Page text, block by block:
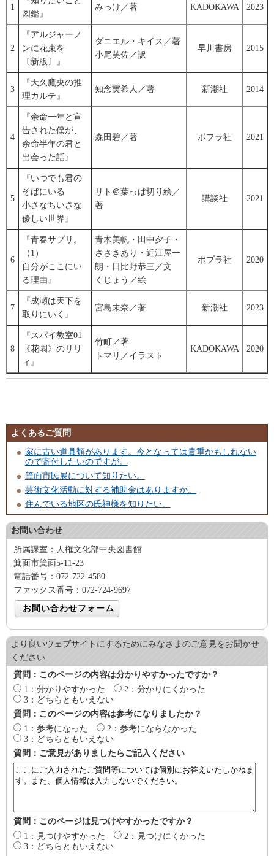
1
図鑑』
みっけ／著 KADOKAWA 2023
2
『アルジャーノ
ンに花束を
〔新版〕』
ダニエル・キイス／著
小尾芙佐／訳
早川書房 2015
3
『天久鷹央の推
理カルテ』
知念実希人／著 新潮社 2014
4
『余命一年と宣
告された僕が、
余命半年の君と
出会った話』
森田碧／著 ポプラ社 2021
5
『いつでも君の
そばにいる
小さなちいさな
優しい世界』
リト＠葉っぱ切り絵／
著
講談社 2021
6
『青春サプリ。
（1）
自分がここにい
る理由』
青木美帆・田中夕子・
ささきあり・近江屋一
朗・日比野恭三／文
くじょう／絵
ポプラ社 2020
7
『成瀬は天下を
取りにいく』
宮島未奈／著 新潮社 2023
8
『スパイ教室01
《花園》のリリ
ィ』
竹町／著
トマリ／イラスト
KADOKAWA 2020
よくあるご質問
家に古い道具類があります。今となっては貴重かもしれない
ので寄付したいのですが。
箕面市民展について知りたい。
芸術文化活動に対する補助金はありますか。
住んでいる地区の氏神様を知りたい。
お問い合わせ
所属課室：人権文化部中央図書館
箕面市箕面5-11-23
電話番号：072-722-4580
ファックス番号：072-724-9697
より良いウェブサイトにするためにみなさまのご意見をお聞かせ
ください
質問：このページの内容は分かりやすかったですか？
1：分かりやすかった
2：分かりにくかった
3：どちらともいえない
質問：このページの内容は参考になりましたか？
1：参考になった
2：参考にならなかった
3：どちらともいえない
質問：ご意見がありましたらご記入ください
質問：このページは見つけやすかったですか？
1：見つけやすかった
2：見つけにくかった
3：どちらともいえない